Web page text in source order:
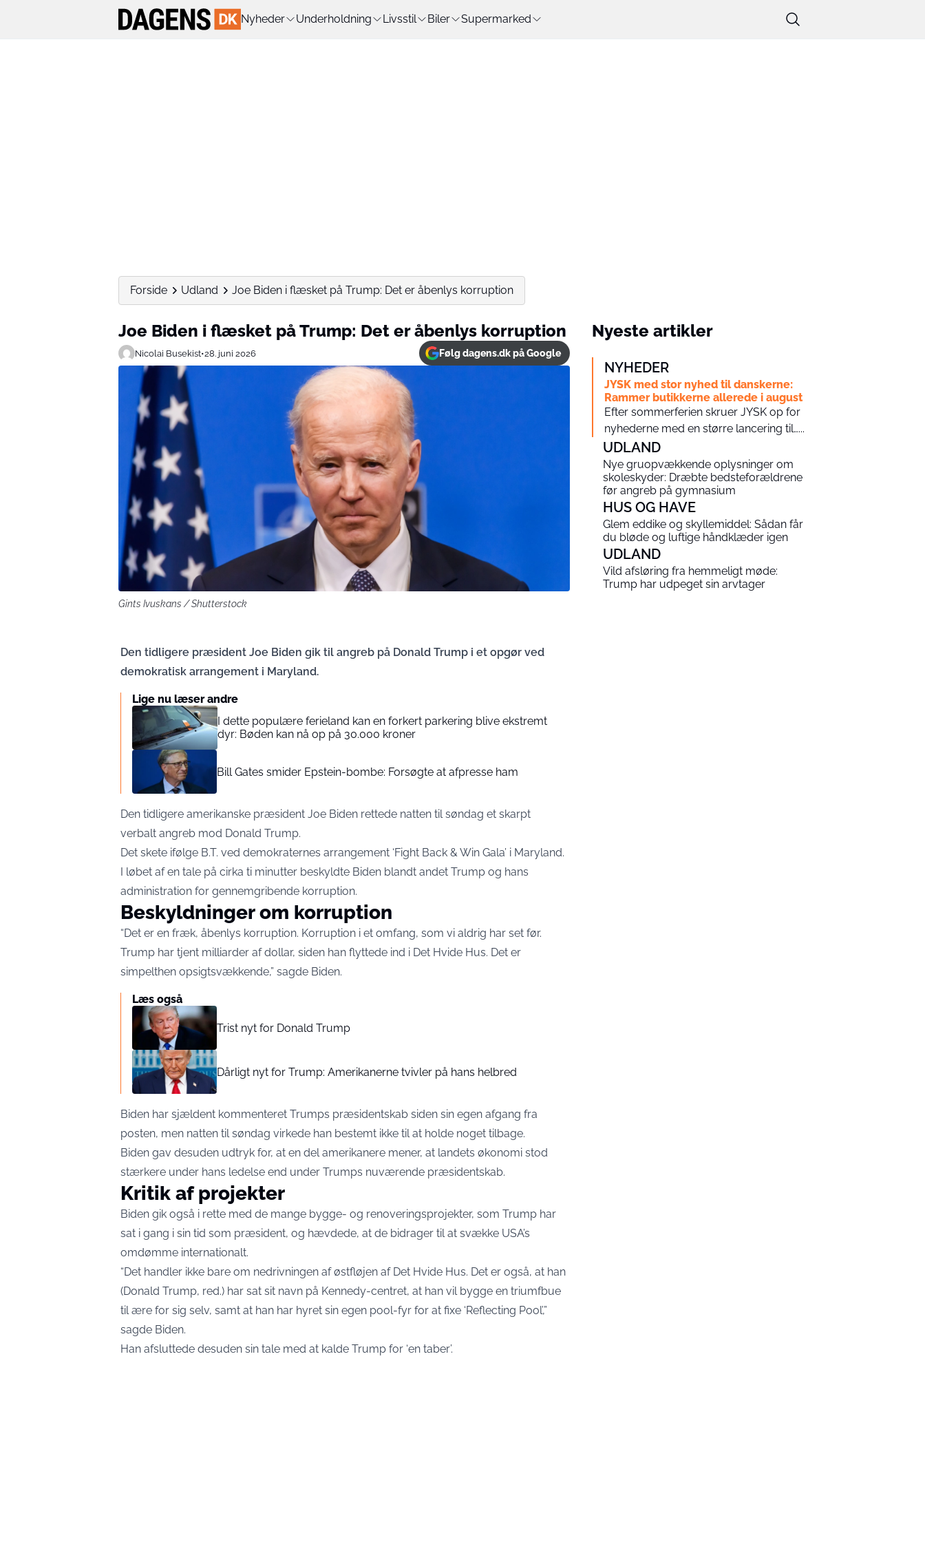
Nyheder Underholdning Livsstil Biler Supermarked
Forside Udland Joe Biden i flæsket på Trump: Det er åbenlys korruption
Joe Biden i flæsket på Trump: Det er åbenlys korruption
Nicolai Busekist•28. juni 2026 Følg dagens.dk på Google
Gints Ivuskans / Shutterstock
Den tidligere præsident Joe Biden gik til angreb på Donald Trump i et opgør ved
demokratisk arrangement i Maryland.
Lige nu læser andre
I dette populære ferieland kan en forkert parkering blive ekstremt
dyr: Bøden kan nå op på 30.000 kroner
Bill Gates smider Epstein-bombe: Forsøgte at afpresse ham
Den tidligere amerikanske præsident Joe Biden rettede natten til søndag et skarpt
verbalt angreb mod Donald Trump.
Det skete ifølge B.T. ved demokraternes arrangement ‘Fight Back & Win Gala’ i Maryland.
I løbet af en tale på cirka ti minutter beskyldte Biden blandt andet Trump og hans
administration for gennemgribende korruption.
Beskyldninger om korruption
“Det er en fræk, åbenlys korruption. Korruption i et omfang, som vi aldrig har set før.
Trump har tjent milliarder af dollar, siden han flyttede ind i Det Hvide Hus. Det er
simpelthen opsigtsvækkende,” sagde Biden.
Læs også
Trist nyt for Donald Trump
Dårligt nyt for Trump: Amerikanerne tvivler på hans helbred
Biden har sjældent kommenteret Trumps præsidentskab siden sin egen afgang fra
posten, men natten til søndag virkede han bestemt ikke til at holde noget tilbage.
Biden gav desuden udtryk for, at en del amerikanere mener, at landets økonomi stod
stærkere under hans ledelse end under Trumps nuværende præsidentskab.
Kritik af projekter
Biden gik også i rette med de mange bygge- og renoveringsprojekter, som Trump har
sat i gang i sin tid som præsident, og hævdede, at de bidrager til at svække USA’s
omdømme internationalt.
“Det handler ikke bare om nedrivningen af østfløjen af Det Hvide Hus. Det er også, at han
(Donald Trump, red.) har sat sit navn på Kennedy-centret, at han vil bygge en triumfbue
til ære for sig selv, samt at han har hyret sin egen pool-fyr for at fixe ‘Reflecting Pool’,”
sagde Biden.
Han afsluttede desuden sin tale med at kalde Trump for ‘en taber’.
Nyeste artikler
NYHEDER
JYSK med stor nyhed til danskerne:
Rammer butikkerne allerede i august
Efter sommerferien skruer JYSK op for
nyhederne med en større lancering til…...
UDLAND
Nye gruopvækkende oplysninger om
skoleskyder: Dræbte bedsteforældrene
før angreb på gymnasium
HUS OG HAVE
Glem eddike og skyllemiddel: Sådan får
du bløde og luftige håndklæder igen
UDLAND
Vild afsløring fra hemmeligt møde:
Trump har udpeget sin arvtager